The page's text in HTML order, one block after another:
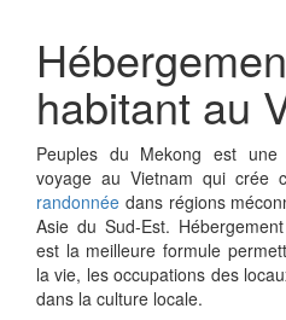
habitant au
Peuples du Mekong est
voyage au Vietnam qui crée
randonnée dans régions
Asie du Sud-Est.
est la meilleure formule
la vie, les occupations des
dans la culture locale.